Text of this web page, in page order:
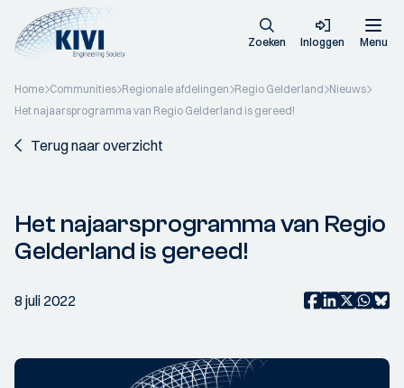
Zoeken Inloggen Menu
Home Communities Regionale afdelingen Regio Gelderland Nieuws
Het najaarsprogramma van Regio Gelderland is gereed!
Terug naar overzicht
Het najaarsprogramma van Regio
Gelderland is gereed!
8 juli 2022